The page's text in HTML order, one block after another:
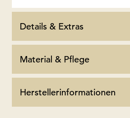
Details & Extras
Material & Pflege
Herstellerinformationen